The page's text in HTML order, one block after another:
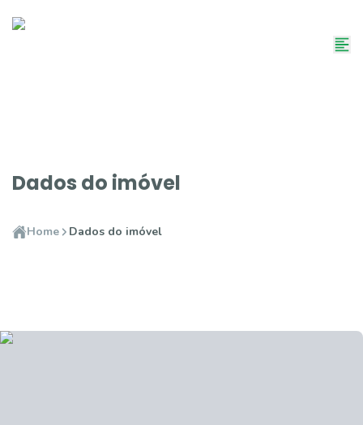
Dados do imóvel
Home Dados do imóvel